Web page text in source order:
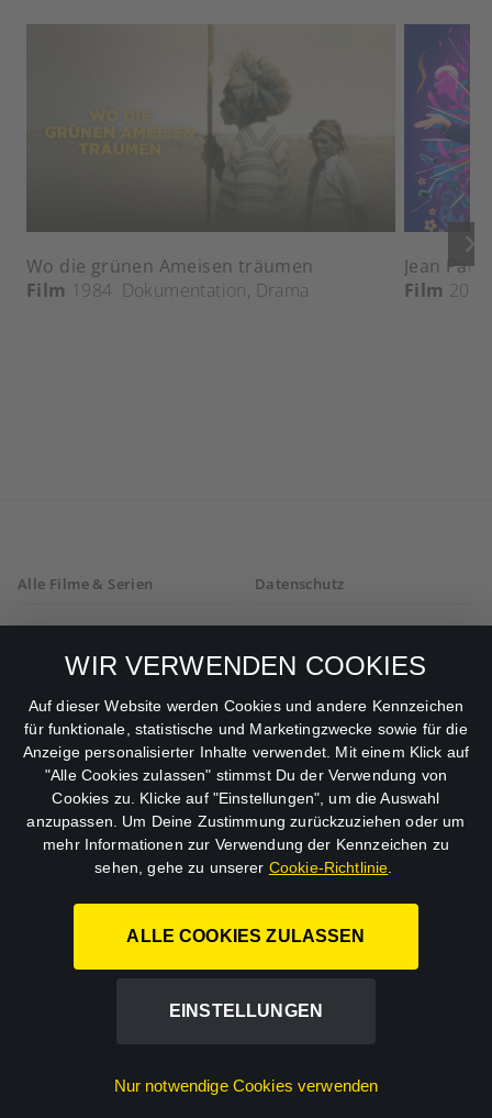
WIR VERWENDEN COOKIES
Auf dieser Website werden Cookies und andere Kennzeichen
für funktionale, statistische und Marketingzwecke sowie für die
Anzeige personalisierter Inhalte verwendet. Mit einem Klick auf
"Alle Cookies zulassen" stimmst Du der Verwendung von
Cookies zu. Klicke auf "Einstellungen", um die Auswahl
anzupassen. Um Deine Zustimmung zurückzuziehen oder um
mehr Informationen zur Verwendung der Kennzeichen zu
sehen, gehe zu unserer Cookie-Richtlinie
ALLE COOKIES ZULASSEN
EINSTELLUNGEN
Nur notwendige Cookies verwenden
keyboard_arrow_right
Wo die grünen Ameisen träumen
Film 1984 Dokumentation, Drama
Jean
Film 2018
Alle Filme & Serien
AGB
Impressum
Abo kündigen
Datenschutz